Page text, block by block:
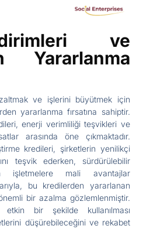
ve
Yararlanma
ve işlerini büyütmek için
yararlanma fırsatına sahiptir.
enerji verimliliği teşvikleri ve
arasında öne çıkmaktadır.
kredileri, şirketlerin yenilikçi
teşvik ederken, sürdürülebilir
işletmelere mali avantajlar
bu kredilerden yararlanan
bir azalma gözlemlenmiştir.
bir şekilde kullanılması
düşürebileceğini ve rekabet